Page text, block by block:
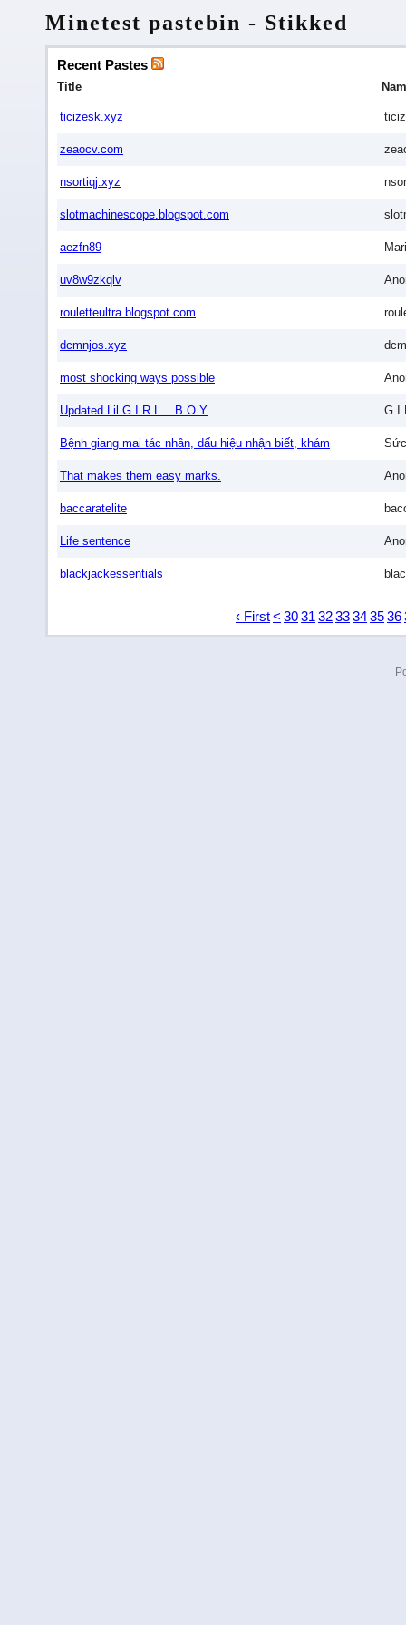
Minetest pastebin - Stikked
Recent Pastes
Title
ticizesk.xyz
zeaocv.com
nsortiqj.xyz
slotmachinescope.blogspot.com
aezfn89
uv8w9zkqlv
rouletteultra.blogspot.com
dcmnjos.xyz
most shocking ways possible
Updated Lil G.I.R.L....B.O.Y
Bệnh giang mai tác nhân, dấu hiệu nhận biết, khám
That makes them easy marks.
baccaratelite
Life sentence
blackjackessentials
‹ First< 3031 3233343536